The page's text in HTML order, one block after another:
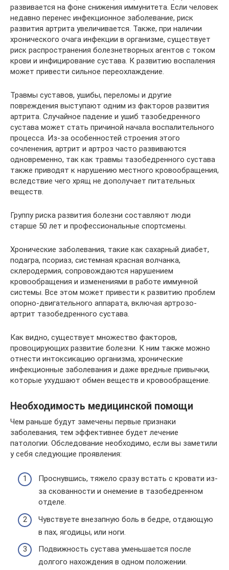
развивается на фоне снижения иммунитета. Если человек
недавно перенес инфекционное заболевание, риск
развития артрита увеличивается. Также, при наличии
хронического очага инфекции в организме, существует
риск распространения болезнетворных агентов с током
крови и инфицирование сустава. К развитию воспаления
может привести сильное переохлаждение.
Травмы суставов, ушибы, переломы и другие
повреждения выступают одним из факторов развития
артрита. Случайное падение и ушиб тазобедренного
сустава может стать причиной начала воспалительного
процесса. Из-за особенностей строения этого
сочленения, артрит и артроз часто развиваются
одновременно, так как травмы тазобедренного сустава
также приводят к нарушению местного кровообращения,
вследствие чего хрящ не дополучает питательных
веществ.
Группу риска развития болезни составляют люди
старше 50 лет и профессиональные спортсмены.
Хронические заболевания, такие как сахарный диабет,
подагра, псориаз, системная красная волчанка,
склеродермия, сопровождаются нарушением
кровообращения и изменениями в работе иммунной
системы. Все этом может привести к развитию проблем
опорно-двигательного аппарата, включая артрозо-
артрит тазобедренного сустава.
Как видно, существует множество факторов,
провоцирующих развитие болезни. К ним также можно
отнести интоксикацию организма, хронические
инфекционные заболевания и даже вредные привычки,
которые ухудшают обмен веществ и кровообращение.
Необходимость медицинской помощи
Чем раньше будут замечены первые признаки
заболевания, тем эффективнее будет лечение
патологии. Обследование необходимо, если вы заметили
у себя следующие проявления:
Проснувшись, тяжело сразу встать с кровати из-
за скованности и онемение в тазобедренном
отделе.
Чувствуете внезапную боль в бедре, отдающую
в пах, ягодицы, или ноги.
Подвижность сустава уменьшается после
долгого нахождения в одном положении.